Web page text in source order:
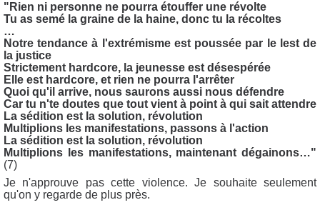
"Rien ni personne ne pourra étouffer une révolte
Tu as semé la graine de la haine, donc tu la récoltes
…
Notre tendance à l'extrémisme est poussée par le lest de
la justice
Strictement hardcore, la jeunesse est désespérée
Elle est hardcore, et rien ne pourra l'arrêter
Quoi qu'il arrive, nous saurons aussi nous défendre
Car tu n'te doutes que tout vient à point à qui sait attendre
La sédition est la solution, révolution
Multiplions les manifestations, passons à l'action
La sédition est la solution, révolution
Multiplions les manifestations, maintenant dégainons…"
(7)
Je n'approuve pas cette violence. Je souhaite seulement
qu'on y regarde de plus près.